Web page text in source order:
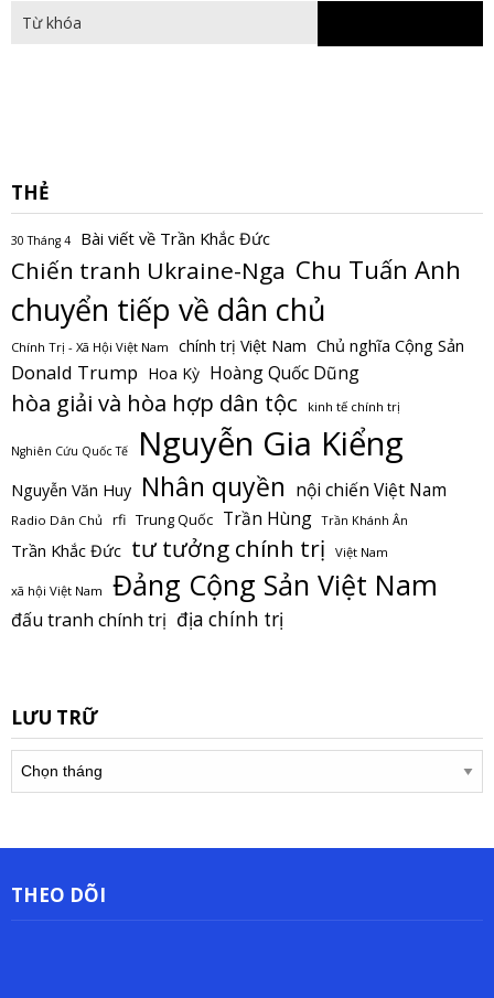
THẺ
30 Tháng 4 Bài viết về Trần Khắc Đức
Chiến tranh Ukraine-Nga Chu Tuấn Anh
chuyển tiếp về dân chủ
Chính Trị - Xã Hội Việt Nam chính trị Việt Nam Chủ nghĩa Cộng Sản
Donald Trump Hoa Kỳ Hoàng Quốc Dũng
hòa giải và hòa hợp dân tộc kinh tế chính trị
Nghiên Cứu Quốc Tế Nguyễn Gia Kiểng
Nguyễn Văn Huy Nhân quyền nội chiến Việt Nam
Radio Dân Chủ rfi Trung Quốc Trần Hùng Trần Khánh Ân
Trần Khắc Đức tư tưởng chính trị Việt Nam
xã hội Việt Nam Đảng Cộng Sản Việt Nam
đấu tranh chính trị địa chính trị
LƯU TRỮ
trữ
THEO DÕI